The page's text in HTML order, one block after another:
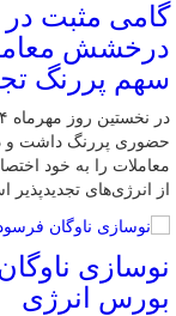
گامی مثبت
درخشش
سهم پررنگ
حضوری پررنگ داشت و
معاملات را به خود
از انرژی‌های تجدیدپذیر
نوسازی
بورس انرژی